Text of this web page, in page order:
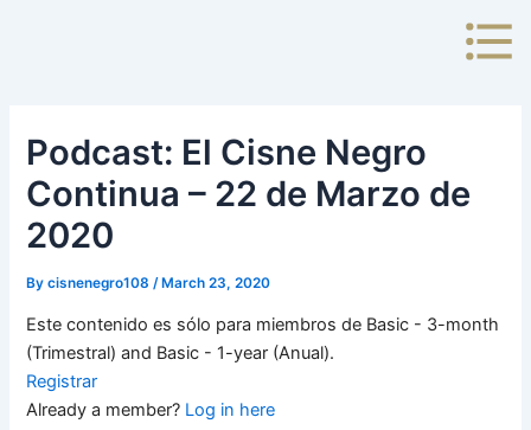
Podcast: El Cisne Negro
Continua – 22 de Marzo de
2020
Bycisnenegro108 /March 23, 2020
Este contenido es sólo para miembros de Basic - 3-month
(Trimestral) and Basic - 1-year (Anual).
Registrar
Already a member? Log in here